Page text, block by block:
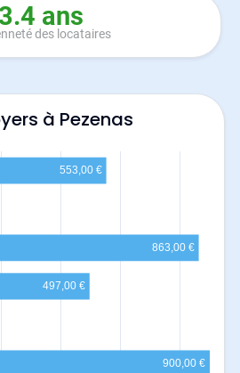
3.4 ans
des locataires
à Pezenas